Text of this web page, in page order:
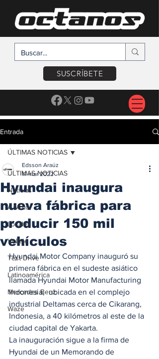
SUSCRÍBETE
Entrada
ÚLTIMAS NOTICIAS
Noticias
A Motor
Locales
Voltaje
Test Drive
Latinoamérica
Mercedes Benz
Waze
ÚLTIMAS NOTICIAS
Hyundai inaugura
nueva fábrica para
producir 150 mil
vehículos
Edsson Araúz
17 mar 2022
Hyundai Motor Company inauguró su
primera fábrica en el sudeste asiático
llamada Hyundai Motor Manufacturing
Indonesia,  ubicada en el complejo
industrial Deltamas cerca de Cikarang,
Indonesia, a 40 kilómetros al este de la
ciudad capital de Yakarta.
La inauguración sigue a la firma de
Hyundai de un Memorando de